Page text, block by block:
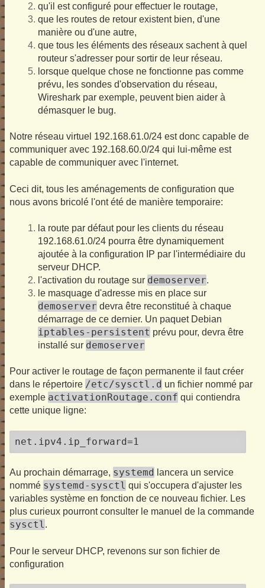
qu'il est configuré pour effectuer le routage,
que les routes de retour existent bien, d'une
manière ou d'une autre,
que tous les éléments des réseaux sachent à quel
routeur s'adresser pour sortir de leur réseau.
lorsque quelque chose ne fonctionne pas comme
prévu, les sondes d'observation du réseau,
Wireshark par exemple, peuvent bien aider à
démasquer le bug.
Notre réseau virtuel 192.168.61.0/24 est donc capable de
communiquer avec 192.168.60.0/24 qui lui-même est
capable de communiquer avec l'internet.
Ceci dit, tous les aménagements de configuration que
nous avons bricolé l'ont été de manière temporaire:
la route par défaut pour les clients du réseau
192.168.61.0/24 pourra être dynamiquement
ajoutée à la configuration IP par l'intermédiaire du
serveur DHCP.
l'activation du routage sur demoserver.
le masquage d'adresse mis en place sur
demoserver devra être reconstitué à chaque
démarrage de ce dernier. Un paquet Debian
iptables-persistent prévu pour, devra être
installé sur demoserver
Pour activer le routage de façon permanente il faut créer
dans le répertoire /etc/sysctl.d un fichier nommé par
exemple activationRoutage.conf qui contiendra
cette unique ligne:
net.ipv4.ip_forward=1
Au prochain démarrage, systemd
lancera un service
nommé systemd-sysctl qui s'occupera d'ajuster les
variables système en fonction de ce nouveau fichier. Les
plus curieux pourront consulter le manuel de la commande
sysctl.
Pour le serveur DHCP, revenons sur son fichier de
configuration